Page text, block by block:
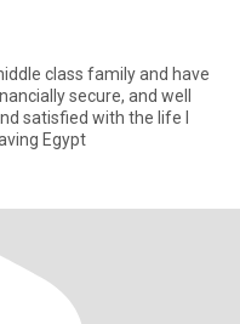
class family and have
secure, and well
satisfied with the life I
Egypt